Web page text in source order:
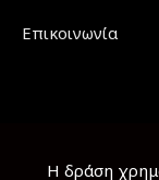
Επικοινωνία
Η δράση